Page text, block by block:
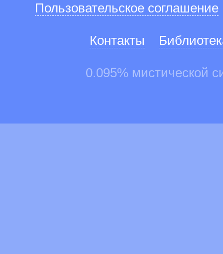
Пользовательское соглашение
Контакты
0.095% мистической